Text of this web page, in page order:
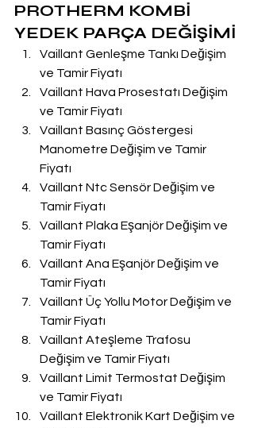
PROTHERM KOMBİ
YEDEK PARÇA DEĞİŞİMİ
Vaillant Genleşme Tankı Değişim
ve Tamir Fiyatı
Vaillant Hava Prosestatı Değişim
ve Tamir Fiyatı
Vaillant Basınç Göstergesi
Manometre Değişim ve Tamir
Fiyatı
Vaillant Ntc Sensör Değişim ve
Tamir Fiyatı
Vaillant Plaka Eşanjör Değişim ve
Tamir Fiyatı
Vaillant Ana Eşanjör Değişim ve
Tamir Fiyatı
Vaillant Üç Yollu Motor Değişim ve
Tamir Fiyatı
Vaillant Ateşleme Trafosu
Değişim ve Tamir Fiyatı
Vaillant Limit Termostat Değişim
ve Tamir Fiyatı
Vaillant Elektronik Kart Değişim ve